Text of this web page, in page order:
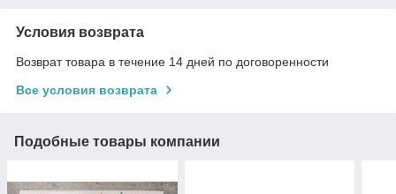
Условия возврата
Возврат товара в течение 14 дней по договоренности
Все условия возврата
Подобные товары компании